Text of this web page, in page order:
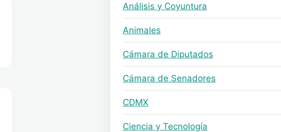
Análisis y Coyuntura
Animales
Cámara de Diputados
Cámara de Senadores
CDMX
Ciencia y Tecnología